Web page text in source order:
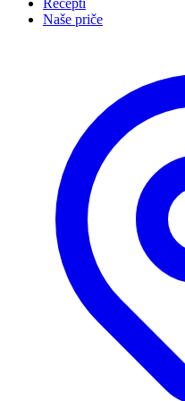
Recepti
Naše priče